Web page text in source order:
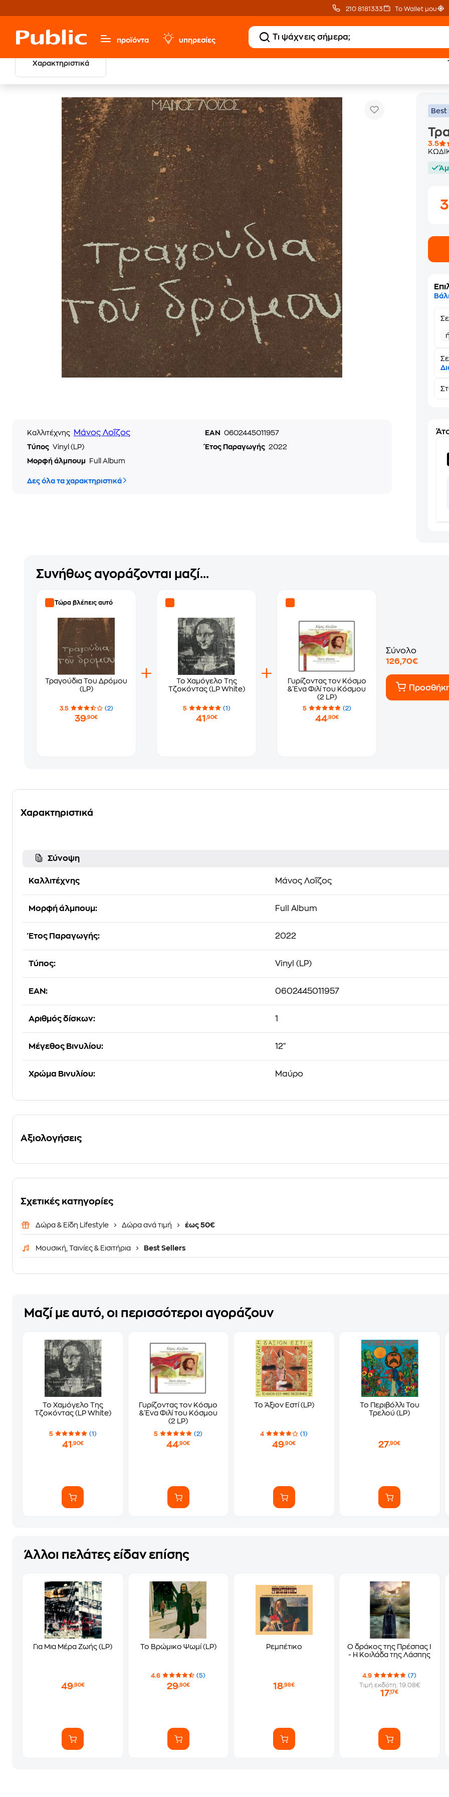
210 8181333 Το Wallet μου
προϊόντα υπηρεσίες
Χαρακτηριστικά
Καλλιτέχνης Μάνος Λοΐζος EAN
0602445011957
Τύπος Vinyl (LP) Έτος Παραγωγής 2022
Μορφή άλμπουμ
Full Album
Δες όλα τα χαρακτηριστικά
Best
3.5
Συνήθως αγοράζονται μαζί...
Τώρα βλέπεις αυτό
Τραγούδια Του Δρόμου
(LP)
3.5 (2)
39,90€
Το Χαμόγελο Της
Τζοκόντας (LP White)
5 (1)
41 ,90€
Γυρίζοντας τον Κόσμο
& Ένα Φιλί του Κόσμου
(2 LP)
5 (2)
44,90€
Σύνολο
126,70€
Χαρακτηριστικά
Σύνοψη
Καλλιτέχνης Μάνος Λοΐζος
Μορφή άλμπουμ: Full Album
Έτος Παραγωγής: 2022
Τύπος: Vinyl (LP)
EAN: 0602445011957
Αριθμός δίσκων: 1
Μέγεθος Βινυλίου: 12"
Χρώμα Βινυλίου: Μαύρο
Αξιολογήσεις
Σχετικές κατηγορίες
Δώρα & Είδη Lifestyle Δώρα ανά τιμή έως 50€
Μουσική, Ταινίες & Εισιτήρια Best Sellers
Μαζί με αυτό, οι περισσότεροι αγοράζουν
Το Χαμόγελο Της
Τζοκόντας (LP White)
5 (1)
41 ,90€
Γυρίζοντας τον Κόσμο
& Ένα Φιλί του Κόσμου
(2 LP)
5 (2)
44,90€
Το Άξιον Εστί (LP)
4 (1)
49,90€
Το Περιβόλλι Του
Τρελού (LP)
27,90€
Άλλοι πελάτες είδαν επίσης
Για Μια Μέρα Ζωής (LP)
49,90€
Το Βρώμικο Ψωμί (LP)
4.6 (5)
29,90€
Ρεμπέτικο
18,98€
Ο δράκος της Πρέσπας Ι
- Η Κοιλάδα της Λάσπης
4.9
(7)
Τιμή εκδότη: 19.08€
17,17€